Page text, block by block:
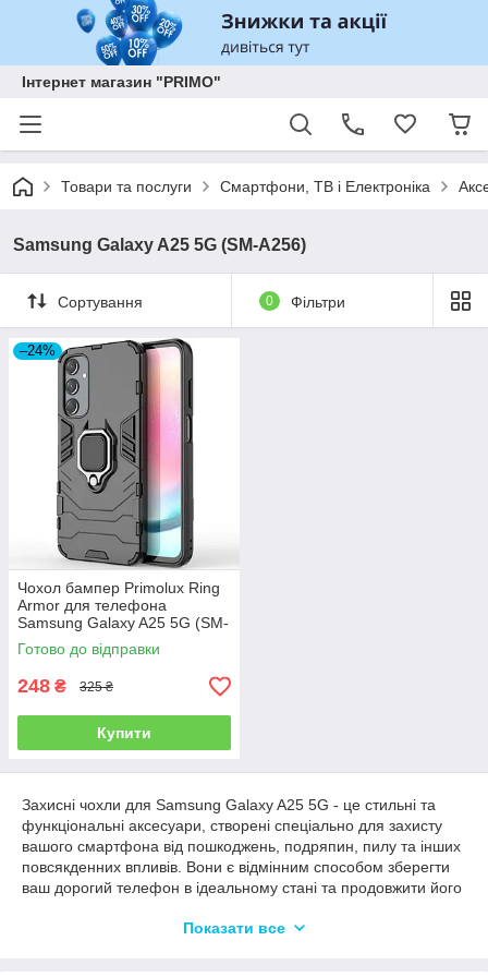
Інтернет магазин "PRIMO"
Товари та послуги Смартфони, ТВ і Електроніка
Samsung Galaxy A25 5G (SM-A256)
Сортування 0 Фільтри
–24%
Чохол бампер Primolux Ring
Armor для телефона
Samsung Galaxy A25 5G (SM-
A256) - Black
Готово до відправки
248 ₴ 325 ₴
Купити
Захисні чохли для Samsung Galaxy A25 5G - це стильні та
функціональні аксесуари, створені спеціально для захисту
вашого смартфона від пошкоджень, подряпин, пилу та інших
повсякденних впливів. Вони є відмінним способом зберегти
ваш дорогий телефон в ідеальному стані та продовжити його
Чохли для Samsung Galaxy A25 5G (SM-A256) пропонують
Показати все